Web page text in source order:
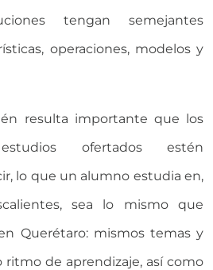
tengan semejantes
operaciones, modelos y
resulta importante que los
ofertados estén
lo que un alumno estudia en,
sea lo mismo que
Querétaro: mismos temas y
ritmo de aprendizaje, así como